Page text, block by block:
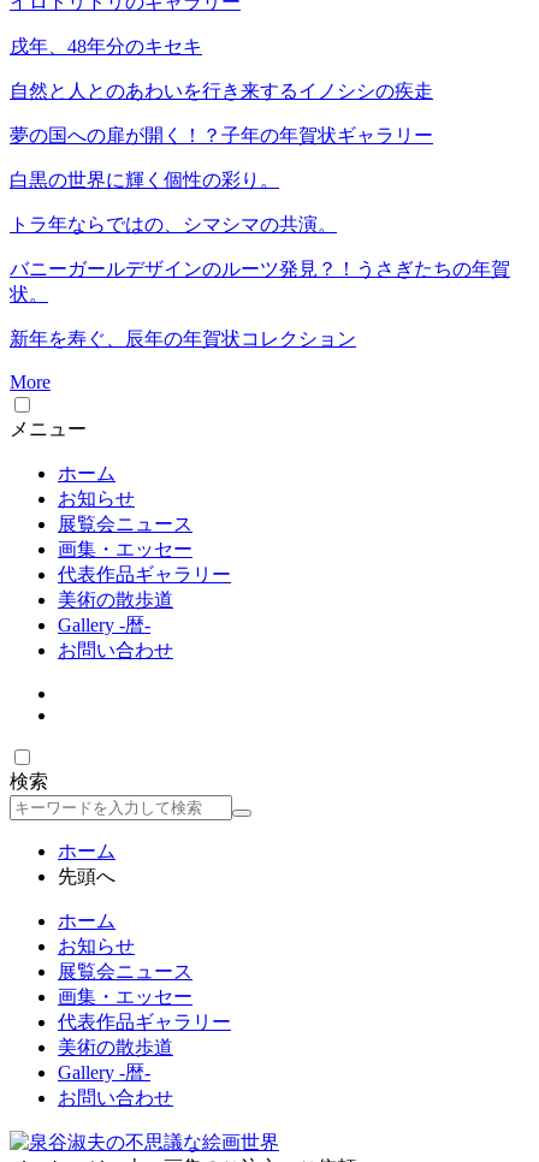
戌年、48年分のキセキ
自然と人とのあわいを行き来するイノシシの疾走
夢の国への扉が開く！？子年の年賀状ギャラリー
白黒の世界に輝く個性の彩り。
トラ年ならではの、シマシマの共演。
バニーガールデザインのルーツ発見？！うさぎたちの年賀
状。
新年を寿ぐ、辰年の年賀状コレクション
More
メニュー
ホーム
お知らせ
展覧会ニュース
画集・エッセー
代表作品ギャラリー
美術の散歩道
Gallery -暦-
お問い合わせ
検索
検
ホーム
先頭へ
ホーム
お知らせ
展覧会ニュース
画集・エッセー
代表作品ギャラリー
美術の散歩道
Gallery -暦-
お問い合わせ